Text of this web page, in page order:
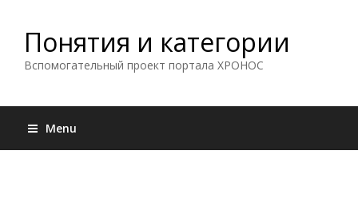
Понятия и категории
Вспомогательный проект портала ХРОНОС
Menu